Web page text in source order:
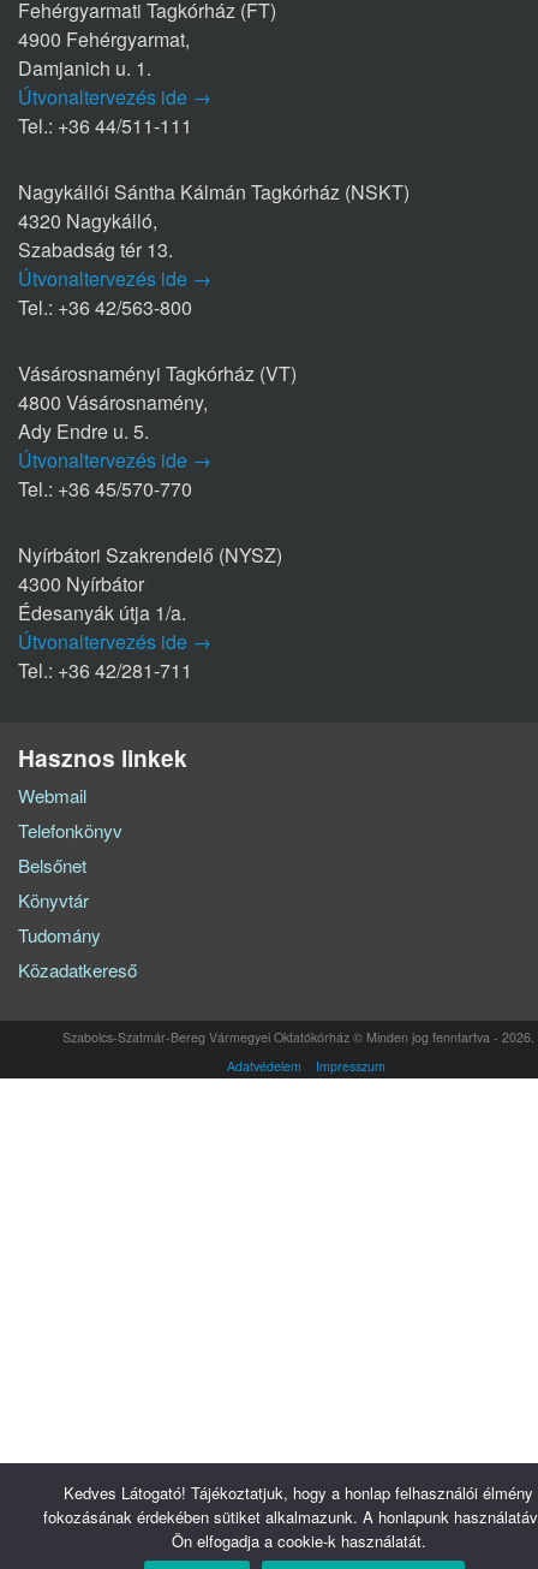
Fehérgyarmati Tagkórház (FT)
4900 Fehérgyarmat,
Damjanich u. 1.
Útvonaltervezés ide →
Tel.: +36 44/511-111
Nagykállói Sántha Kálmán Tagkórház (NSKT)
4320 Nagykálló,
Szabadság tér 13.
Útvonaltervezés ide →
Tel.: +36 42/563-800
Vásárosnaményi Tagkórház (VT)
4800 Vásárosnamény,
Ady Endre u. 5.
Útvonaltervezés ide →
Tel.: +36 45/570-770
Nyírbátori Szakrendelő (NYSZ)
4300 Nyírbátor
Édesanyák útja 1/a.
Útvonaltervezés ide →
Tel.: +36 42/281-711
Hasznos linkek
Webmail
Telefonkönyv
Belsőnet
Könyvtár
Tudomány
Közadatkereső
Szabolcs-Szatmár-Bereg Vármegyei Oktatókórház © Minden jog fenntartva - 2026.
Adatvédelem
Impresszum
Kedves Látogató! Tájékoztatjuk, hogy a honlap felhasználói élmény
fokozásának érdekében sütiket alkalmazunk. A honlapunk
Ön elfogadja a cookie-k használatát.